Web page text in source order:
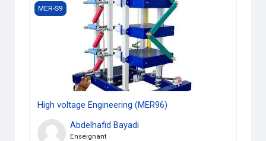
High voltage Engineering (MER96)
MER-S9
High voltage Engineering (MER96)
Abdelhafid Bayadi
Enseignant